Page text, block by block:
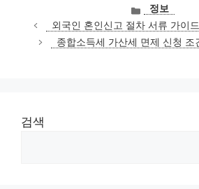
카
테
고
리
정보
외국인 혼인신고 절차 서류 가이
종합소득세 가산세 면제 신청 조
검색